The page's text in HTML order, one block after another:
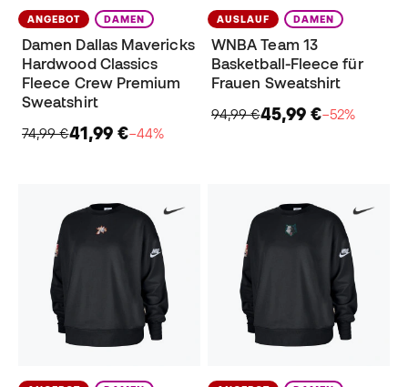
ANGEBOT DAMEN
Damen Dallas Mavericks
Hardwood Classics
Fleece Crew Premium
Sweatshirt
74,99 €41,99 €−44%
AUSLAUF DAMEN
WNBA Team 13
Basketball-Fleece für
Frauen Sweatshirt
94,99 €45,99 €−52%